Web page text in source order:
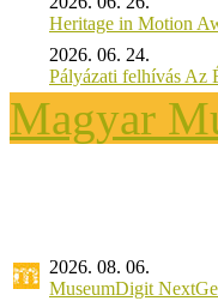
Heritage in Motion
2026. 06. 24.
Pályázati felhívás Az
Magyar
2026. 08. 06.
MuseumDigit